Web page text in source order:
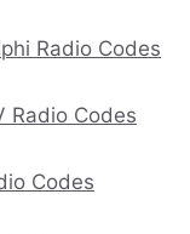
Radio Codes
Radio Codes
Codes